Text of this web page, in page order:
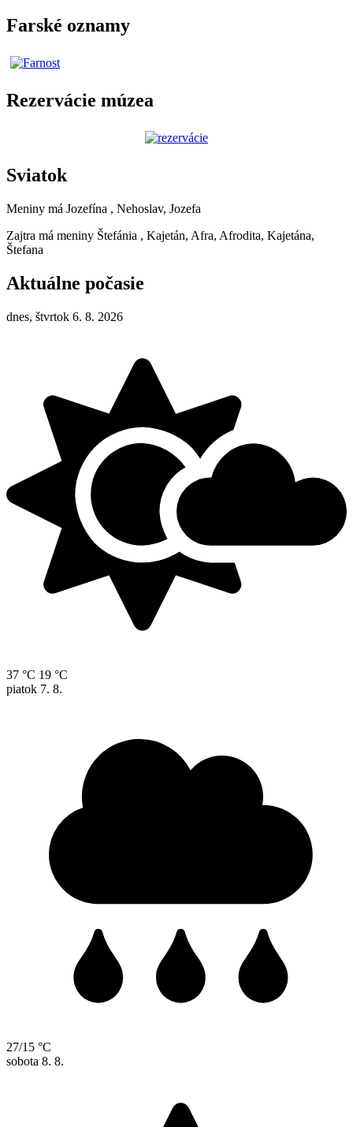
Farské oznamy
Rezervácie múzea
Sviatok
Meniny má Jozefína , Nehoslav, Jozefa
Zajtra má meniny Štefánia , Kajetán, Afra, Afrodita, Kajetána,
Štefana
Aktuálne počasie
dnes, štvrtok 6. 8. 2026
37 °C 19 °C
piatok 7. 8.
27/15 °C
sobota 8. 8.